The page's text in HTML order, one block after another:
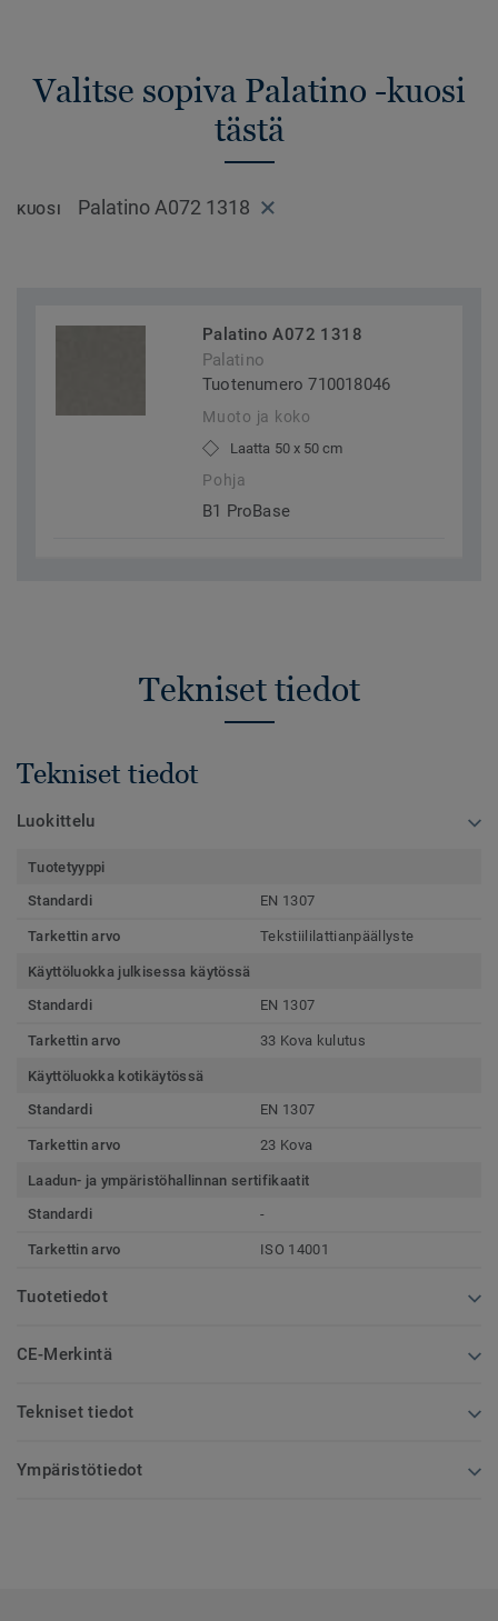
Valitse sopiva Palatino -kuosi
tästä
KUOSI Palatino A072 1318
Palatino A072 1318
Palatino
Tuotenumero 710018046
Muoto ja koko
Laatta 50 x 50 cm
Pohja
B1 ProBase
Tekniset tiedot
Tekniset tiedot
Luokittelu
Tuotetyyppi
Standardi
EN 1307
Tarkettin arvo Tekstiililattianpäällyste
Käyttöluokka julkisessa käytössä
Standardi
EN 1307
Tarkettin arvo 33 Kova kulutus
Käyttöluokka kotikäytössä
Standardi
EN 1307
Tarkettin arvo 23 Kova
Laadun- ja ympäristöhallinnan sertifikaatit
Standardi
-
Tarkettin arvo ISO 14001
Tuotetiedot
CE-Merkintä
Tekniset tiedot
Ympäristötiedot